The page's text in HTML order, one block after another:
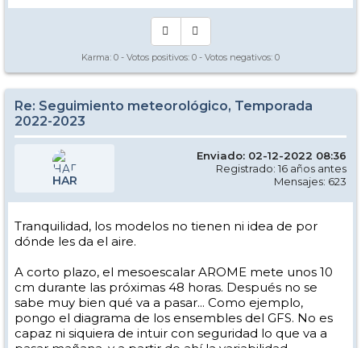
Karma: 0 - Votos positivos: 0 - Votos negativos: 0
Re: Seguimiento meteorológico, Temporada
2022-2023
HAR
Enviado: 02-12-2022 08:36
Registrado: 16 años antes
Mensajes: 623
Tranquilidad, los modelos no tienen ni idea de por
dónde les da el aire.
A corto plazo, el mesoescalar AROME mete unos 10
cm durante las próximas 48 horas. Después no se
sabe muy bien qué va a pasar... Como ejemplo,
pongo el diagrama de los ensembles del GFS. No es
capaz ni siquiera de intuir con seguridad lo que va a